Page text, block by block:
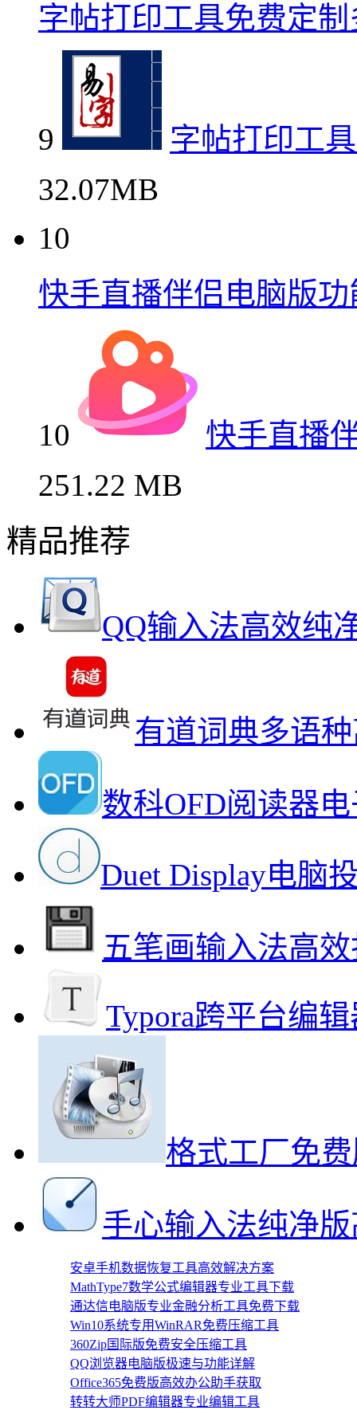
字帖打印工具免费定
9
字帖打印工
32.07MB
10
快手直播伴侣电脑版
10
快手直播
251.22 MB
精品推荐
QQ输入法高效纯
有道词典多语
数科OFD阅读器
Duet Display电脑
五笔画输入法高
Typora跨平台编
格式工厂免
手心输入法纯净
安卓手机数据恢复工具高效解决方案
MathType7数学公式编辑器专业工具下载
通达信电脑版专业金融分析工具免费下载
Win10系统专用WinRAR免费压缩工具
360Zip国际版免费安全压缩工具
QQ浏览器电脑版极速与功能详解
Office365免费版高效办公助手获取
转转大师PDF编辑器专业编辑工具